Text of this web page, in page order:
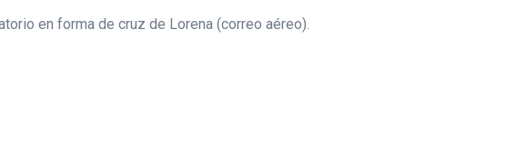
en forma de cruz de Lorena (correo aéreo).